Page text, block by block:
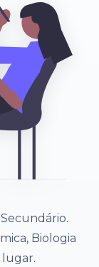
Biologia